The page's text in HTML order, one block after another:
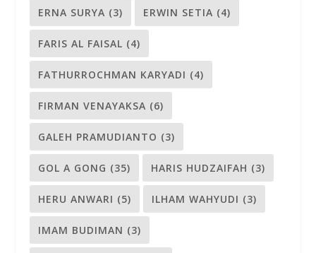
ERNA SURYA (3) ERWIN SETIA (4)
FARIS AL FAISAL (4)
FATHURROCHMAN KARYADI (4)
FIRMAN VENAYAKSA (6)
GALEH PRAMUDIANTO (3)
GOL A GONG (35) HARIS HUDZAIFAH (3)
HERU ANWARI (5) ILHAM WAHYUDI (3)
IMAM BUDIMAN (3)